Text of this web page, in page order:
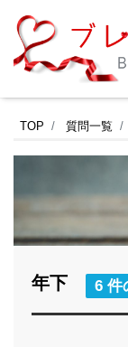
TOP 質問一覧
年下 6 件